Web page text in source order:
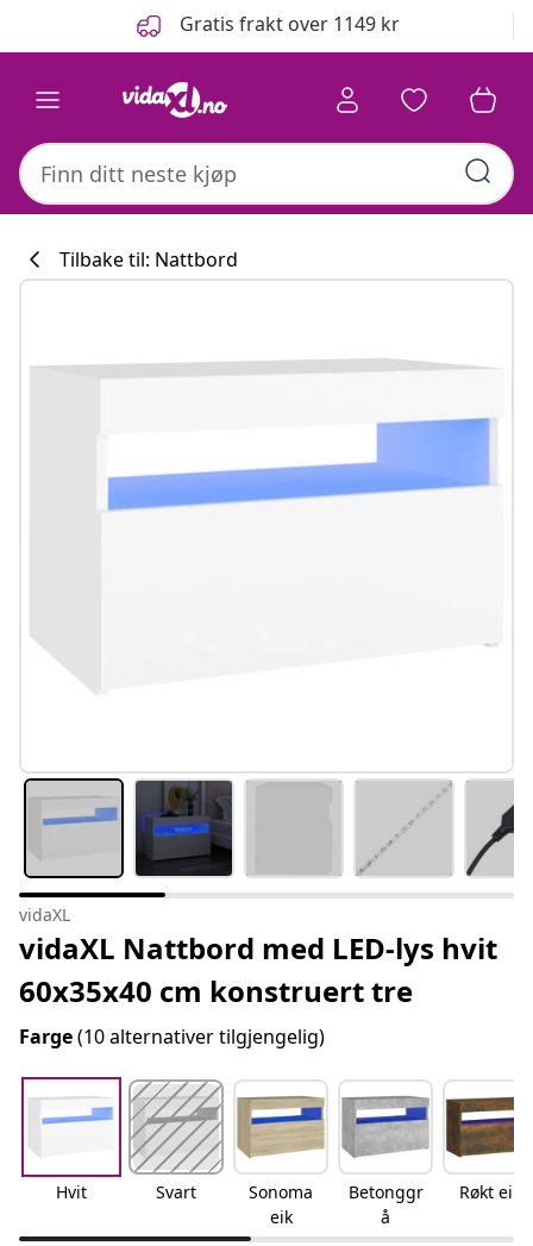
Gratis frakt over 1149 kr
Tilbake til: Nattbord
vidaXL
vidaXL Nattbord med LED-lys hvit
60x35x40 cm konstruert tre
Farge(10 alternativer tilgjengelig)
Hvit Svart
Sonoma
eik
Betonggr
å
Røkt eik